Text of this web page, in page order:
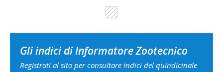
Gli indici di Informatore Zootecnico
Registrati al sito per consultare indici del quindicinale